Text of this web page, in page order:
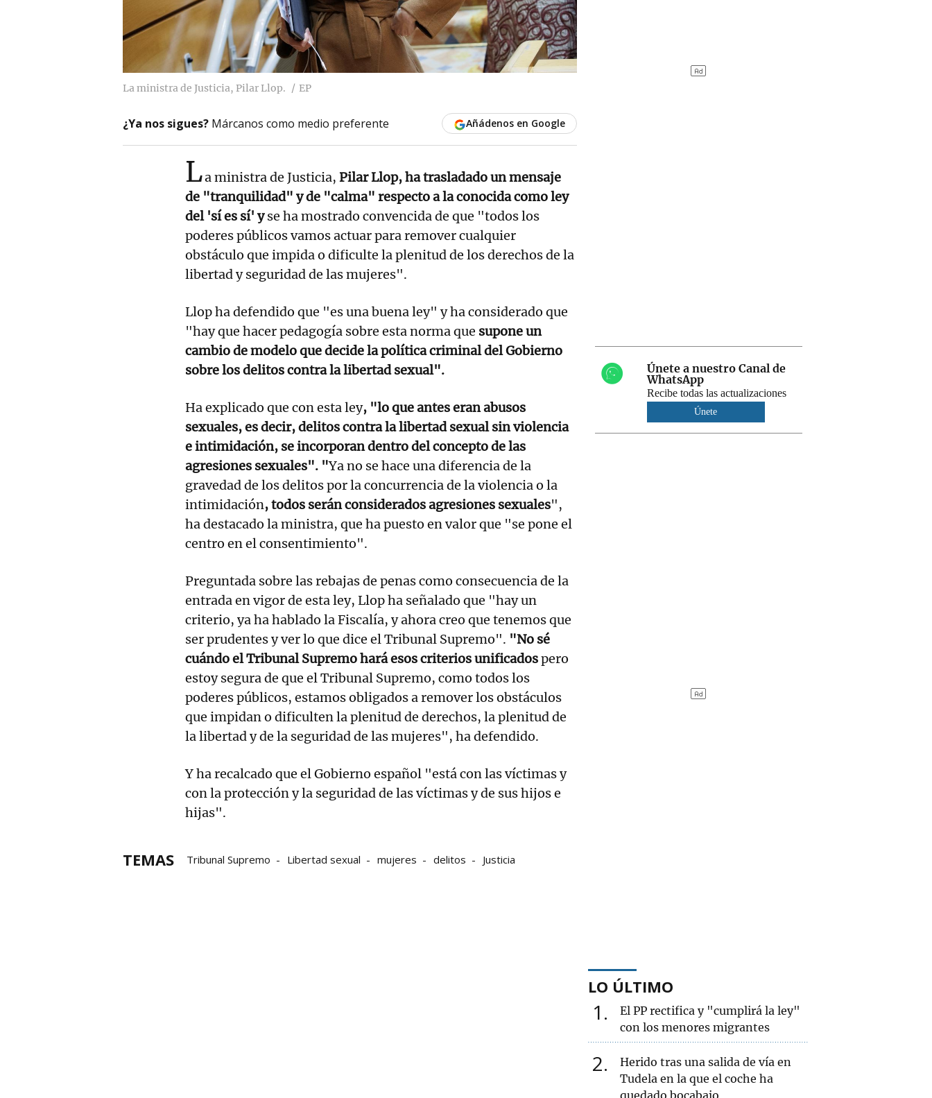
La ministra de Justicia, Pilar Llop. EP
¿Ya nos sigues? Márcanos como medio preferente Añádenos en Google
La ministra de Justicia, Pilar Llop, ha trasladado un mensaje
de "tranquilidad" y de "calma" respecto a la conocida como ley
del 'sí es sí' yse ha mostrado convencida de que "todos los
poderes públicos vamos actuar para remover cualquier
obstáculo que impida o dificulte la plenitud de los derechos de la
libertad y seguridad de las mujeres".
Llop ha defendido que "es una buena ley" y ha considerado que
"hay que hacer pedagogía sobre esta norma que supone un
cambio de modelo que decide la política criminal del Gobierno
sobre los delitos contra la libertad sexual".
Ha explicado que con esta ley, "lo que antes eran abusos
sexuales, es decir, delitos contra la libertad sexual sin violencia
e intimidación, se incorporan dentro del concepto de las
agresiones sexuales". "Ya no se hace una diferencia de la
gravedad de los delitos por la concurrencia de la violencia o la
intimidación, todos serán considerados agresiones sexuales",
ha destacado la ministra, que ha puesto en valor que "se pone el
centro en el consentimiento".
Preguntada sobre las rebajas de penas como consecuencia de la
entrada en vigor de esta ley, Llop ha señalado que "hay un
criterio, ya ha hablado la Fiscalía, y ahora creo que tenemos que
ser prudentes y ver lo que dice el Tribunal Supremo". "No sé
cuándo el Tribunal Supremo hará esos criterios unificadospero
estoy segura de que el Tribunal Supremo, como todos los
poderes públicos, estamos obligados a remover los obstáculos
que impidan o dificulten la plenitud de derechos, la plenitud de
la libertad y de la seguridad de las mujeres", ha defendido.
Y ha recalcado que el Gobierno español "está con las víctimas y
con la protección y la seguridad de las víctimas y de sus hijos e
hijas".
TEMAS Tribunal Supremo Libertad sexual mujeres delitos Justicia
Únete a nuestro Canal de
WhatsApp
Recibe todas las actualizaciones
Únete
LO ÚLTIMO
1
El PP rectifica y "cumplirá la ley"
con los menores migrantes
2
Herido tras una salida de vía en
Tudela en la que el coche ha
quedado bocabajo